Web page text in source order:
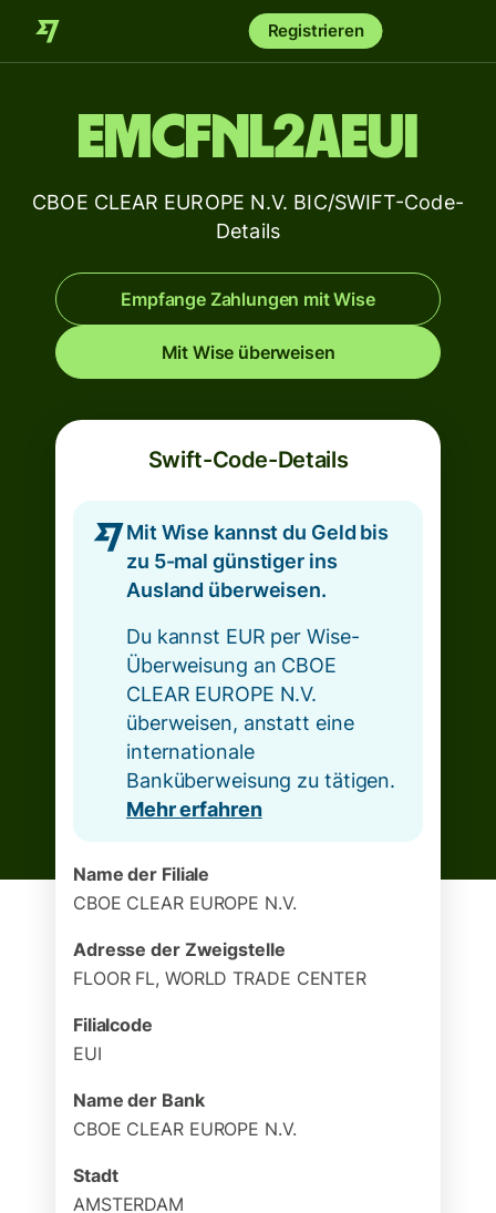
Registrieren
EMCFNL2AEUI
CBOE CLEAR EUROPE N.V. BIC/SWIFT-Code-
Details
Empfange Zahlungen mit Wise
Mit Wise überweisen
Swift-Code-Details
Mit Wise kannst du Geld bis
zu 5-mal günstiger ins
Ausland überweisen.
Du kannst EUR per Wise-
Überweisung an CBOE
CLEAR EUROPE N.V.
überweisen, anstatt eine
internationale
Banküberweisung zu tätigen.
Mehr erfahren
Name der Filiale
CBOE CLEAR EUROPE N.V.
Adresse der Zweigstelle
FLOOR FL, WORLD TRADE CENTER
Filialcode
EUI
Name der Bank
CBOE CLEAR EUROPE N.V.
Stadt
AMSTERDAM